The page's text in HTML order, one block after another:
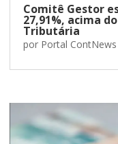
Comitê Gestor
27,91%, acima
Tributária
por Portal ContNews